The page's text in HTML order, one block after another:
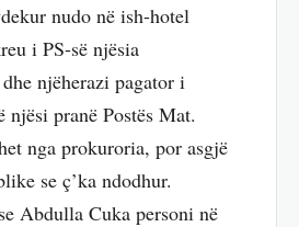
nudo në ish-hotel
i PS-së njësia
njëherazi pagator i
njësi pranë Postës Mat.
nga prokuroria, por asgjë
se ç’ka ndodhur.
Abdulla Cuka personi në